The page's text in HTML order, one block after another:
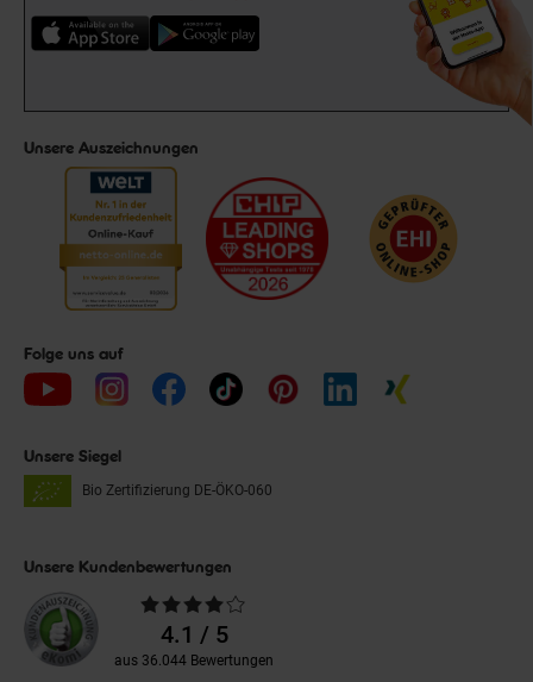
Unsere Auszeichnungen
Folge uns auf
Unsere Siegel
Bio Zertifizierung DE-ÖKO-060
Unsere Kundenbewertungen
Durchschnittliche
Bewertungen4.1 / 5
aus 36.044 Bewertungen